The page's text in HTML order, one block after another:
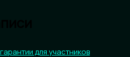
для участников